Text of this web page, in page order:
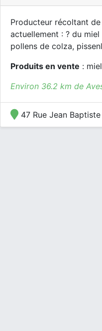
Producteur récoltant
actuellement : ? du
pollens de colza,
Produits en vente :
Environ 36.2 km de
47 Rue Jean